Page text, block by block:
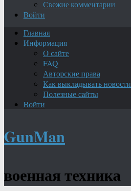
Свежие комментарии
Войти
Главная
Информация
О сайте
FAQ
Авторские права
Как выкладывать новости
Полезные сайты
Войти
GunMan
военная техника